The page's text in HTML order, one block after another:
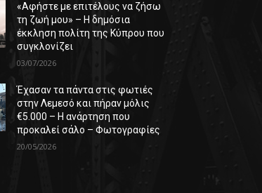
«Αφήστε με επιτέλους να ζήσω
τη ζωή μου» – Η δημόσια
έκκληση πολίτη της Κύπρου που
συγκλονίζει
03/07/2026
Έχασαν τα πάντα στις φωτιές
στην Λεμεσό και πήραν μόλις
€5.000 – Η ανάρτηση που
προκαλεί σάλο – Φωτογραφίες
20/05/2026